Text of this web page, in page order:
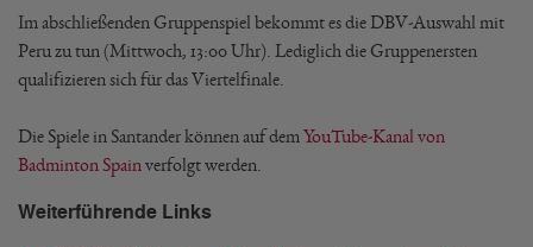
Im abschließenden Gruppenspiel bekommt es die DBV-Auswahl mit
Peru zu tun (Mittwoch, 13:00 Uhr). Lediglich die Gruppenersten
qualifizieren sich für das Viertelfinale.
Die Spiele in Santander können auf dem YouTube-Kanal von
Badminton Spain verfolgt werden.
Weiterführende Links